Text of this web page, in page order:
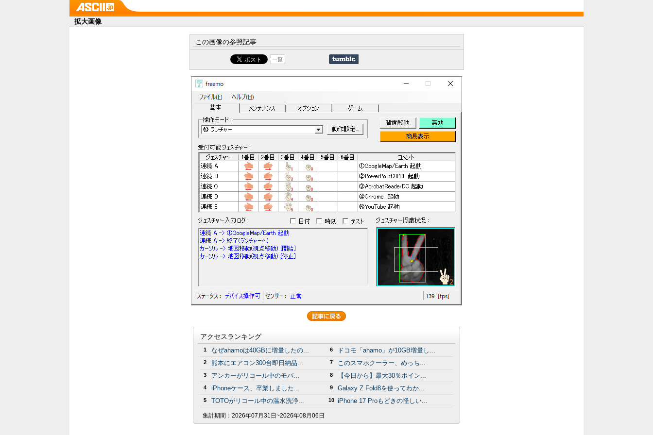
拡大画像
この画像の参照記事
一覧
アクセスランキング
1 なぜahamoは40GBに増量したの...
2 熊本にエアコン300台即日納品...
3 アンカーがリコール中のモバ...
4 iPhoneケース、卒業しました...
5 TOTOがリコール中の温水洗浄...
6 ドコモ「ahamo」が10GB増量し...
7 このスマホクーラー、めっち...
8 【今日から】最大30％ポイン...
9 Galaxy Z Fold8を使ってわか...
10 iPhone 17 Proもどきの怪しい...
集計期間： 2026年07月31日~2026年08月06日